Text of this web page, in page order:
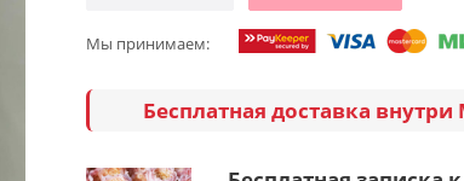
Мы принимаем:
Бесплатная доставка